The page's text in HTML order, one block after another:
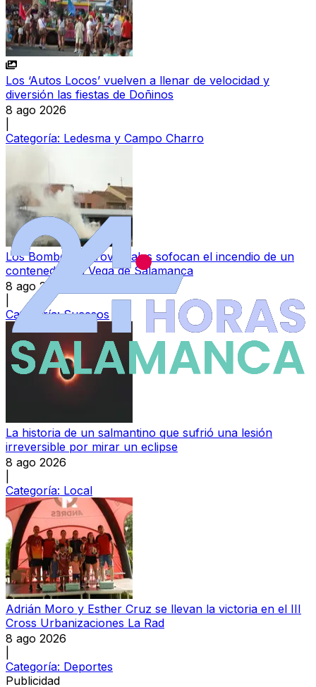
Los ‘Autos Locos’ vuelven a llenar de velocidad y
diversión las fiestas de Doñinos
8 ago 2026
Categoría: Ledesma y Campo Charro
Los Bomberos Provinciales sofocan el incendio de un
contenedor en Vega de Salamanca
8 ago 2026
Categoría:Sucesos
La historia de un salmantino que sufrió una lesión
irreversible por mirar un eclipse
8 ago 2026
Categoría: Local
Adrián Moro y Esther Cruz se llevan la victoria en el III
Cross Urbanizaciones La Rad
8 ago 2026
Categoría: Deportes
Publicidad